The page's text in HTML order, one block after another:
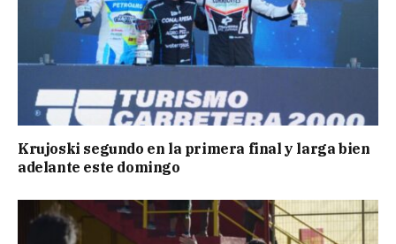
Krujoski segundo en la primera final y larga bien
adelante este domingo